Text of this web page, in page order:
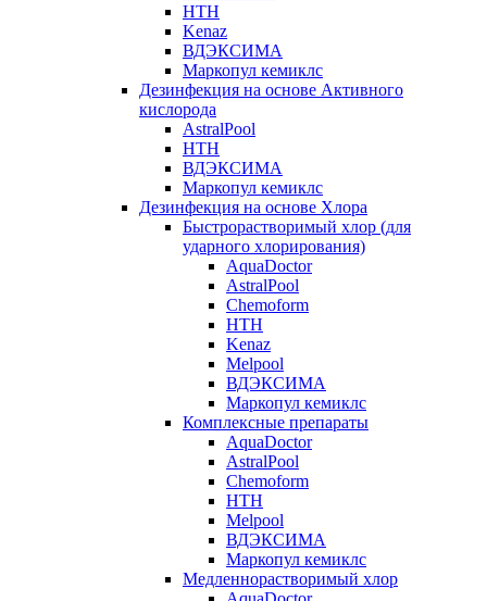
HTH
Kenaz
ВДЭКСИМА
Маркопул кемиклс
Дезинфекция на основе Активного
кислорода
AstralPool
HTH
ВДЭКСИМА
Маркопул кемиклс
Дезинфекция на основе Хлора
Быстрорастворимый хлор (для
ударного хлорирования)
AquaDoctor
AstralPool
Chemoform
HTH
Kenaz
Melpool
ВДЭКСИМА
Маркопул кемиклс
Комплексные препараты
AquaDoctor
AstralPool
Chemoform
HTH
Melpool
ВДЭКСИМА
Маркопул кемиклс
Медленнорастворимый хлор